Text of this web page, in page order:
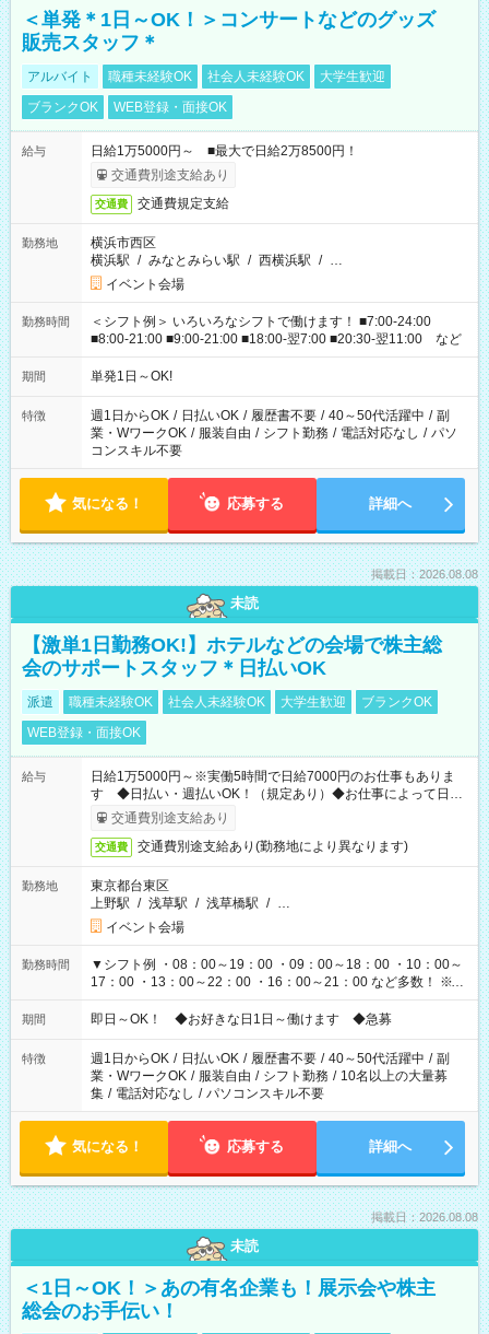
＜単発＊1日～OK！＞コンサートなどのグッズ
販売スタッフ＊
アルバイト 職種未経験OK 社会人未経験OK
大学生歓迎
ブランクOK
WEB登録・面接OK
給与
日給1万5000円～ ■最大で日給2万8500円！
交通費別途支給あり
交通費 交通費規定支給
勤務地
横浜市西区
横浜駅 / みなとみらい駅 / 西横浜駅 / …
イベント会場
勤務時間
＜シフト例＞ いろいろなシフトで働けます！ ■7:00-24:00
■8:00-21:00 ■9:00-21:00 ■18:00-翌7:00 ■20:30-翌11:00 など
期間 単発1日～OK!
特徴 週1日からOK / 日払いOK / 履歴書不要 / 40～50代活躍中 / 副
業・WワークOK / 服装自由 / シフト勤務 / 電話対応なし / パソ
コンスキル不要
気になる！ 応募する 詳細へ
掲載日：2026.08.08
未読
【激単1日勤務OK!】ホテルなどの会場で株主総
会のサポートスタッフ＊日払いOK
派遣 職種未経験OK 社会人未経験OK 大学生歓迎
ブランクOK
WEB登録・面接OK
給与
日給1万5000円～※実働5時間で日給7000円のお仕事もありま
す ◆日払い・週払いOK！（規定あり）◆お仕事によって日給
も異なります
交通費別途支給あり
交通費 交通費別途支給あり(勤務地により異なります)
勤務地
東京都台東区
上野駅 / 浅草駅 / 浅草橋駅 / …
イベント会場
勤務時間
▼シフト例 ・08：00～19：00 ・09：00～18：00 ・10：00～
17：00 ・13：00～22：00 ・16：00～21：00 など多数！ ※お
仕事により勤務時間が異なります
期間 即日～OK！ ◆お好きな日1日～働けます ◆急募
特徴 週1日からOK / 日払いOK / 履歴書不要 / 40～50代活躍中 / 副
業・WワークOK / 服装自由 / シフト勤務 / 10名以上の大量募
集 / 電話対応なし / パソコンスキル不要
気になる！ 応募する 詳細へ
掲載日：2026.08.08
未読
＜1日～OK！＞あの有名企業も！展示会や株主
総会のお手伝い！